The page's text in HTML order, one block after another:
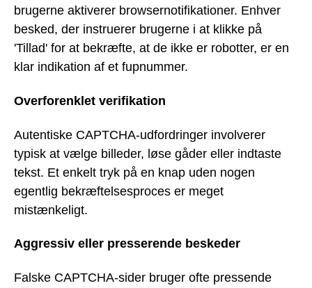
brugerne aktiverer browsernotifikationer. Enhver
besked, der instruerer brugerne i at klikke på
'Tillad' for at bekræfte, at de ikke er robotter, er en
klar indikation af et fupnummer.
Overforenklet verifikation
Autentiske CAPTCHA-udfordringer involverer
typisk at vælge billeder, løse gåder eller indtaste
tekst. Et enkelt tryk på en knap uden nogen
egentlig bekræftelsesproces er meget
mistænkeligt.
Aggressiv eller presserende beskeder
Falske CAPTCHA-sider bruger ofte pressende